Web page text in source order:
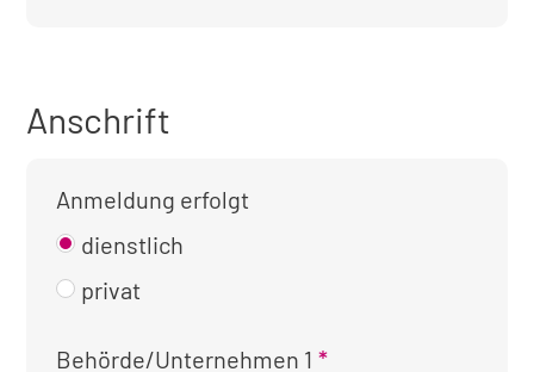
Anschrift
Anmeldung erfolgt
dienstlich
privat
Kontaktinformationen
Behörde/Unternehmen 1